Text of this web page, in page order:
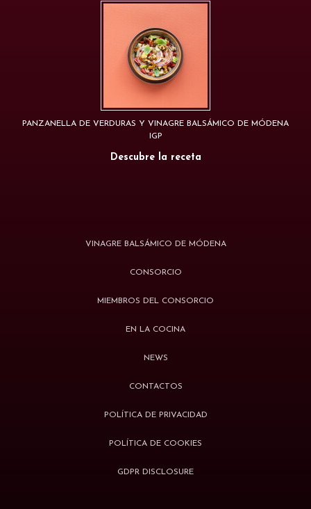
PANZANELLA DE VERDURAS Y VINAGRE BALSÁMICO DE MÓDENA
IGP
Descubre la receta
VINAGRE BALSÁMICO DE MÓDENA
CONSORCIO
MIEMBROS DEL CONSORCIO
EN LA COCINA
NEWS
CONTACTOS
POLÍTICA DE PRIVACIDAD
POLÍTICA DE COOKIES
GDPR DISCLOSURE